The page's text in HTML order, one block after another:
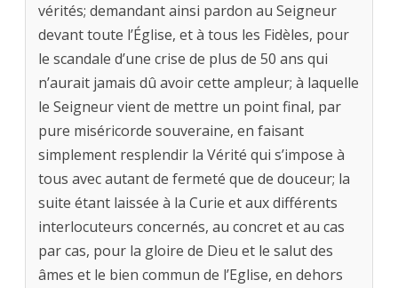
vérités; demandant ainsi pardon au Seigneur
devant toute l’Église, et à tous les Fidèles, pour
le scandale d’une crise de plus de 50 ans qui
n’aurait jamais dû avoir cette ampleur; à laquelle
le Seigneur vient de mettre un point final, par
pure miséricorde souveraine, en faisant
simplement resplendir la Vérité qui s’impose à
tous avec autant de fermeté que de douceur; la
suite étant laissée à la Curie et aux différents
interlocuteurs concernés, au concret et au cas
par cas, pour la gloire de Dieu et le salut des
âmes et le bien commun de l’Eglise, en dehors